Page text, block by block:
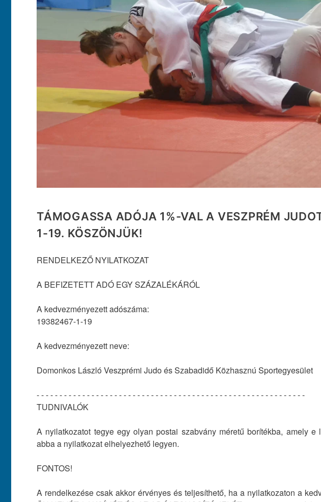
TÁMOGASSA ADÓJA 1%-VAL A VESZPRÉM
1-19. KÖSZÖNJÜK!
RENDELKEZŐ NYILATKOZAT
A BEFIZETETT ADÓ EGY SZÁZALÉKÁRÓL
A kedvezményezett adószáma:
19382467-1-19
A kedvezményezett neve:
Domonkos László Veszprémi Judo és Szabadidő Közhasznú Sportegyesület
- - - - - - - - - - - - - - - - - - - - - - - - - - - - - - - - - - - - - - - - - - - - - - - - - - - - - - - - - - -
TUDNIVALÓK
A nyilatkozatot tegye egy olyan postai szabvány méretű borítékba, amely
abba a nyilatkozat elhelyezhető legyen.
FONTOS!
A rendelkezése csak akkor érvényes és teljesíthető, ha a nyilatkozaton a